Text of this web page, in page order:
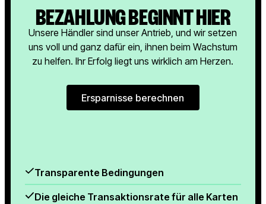
BEZAHLUNG BEGINNT HIER
Unsere Händler sind unser Antrieb, und wir setzen
uns voll und ganz dafür ein, ihnen beim Wachstum
zu helfen. Ihr Erfolg liegt uns wirklich am Herzen.
Ersparnisse berechnen
Ersparnisse berechnen
Transparente Bedingungen
Die gleiche Transaktionsrate für alle Karten